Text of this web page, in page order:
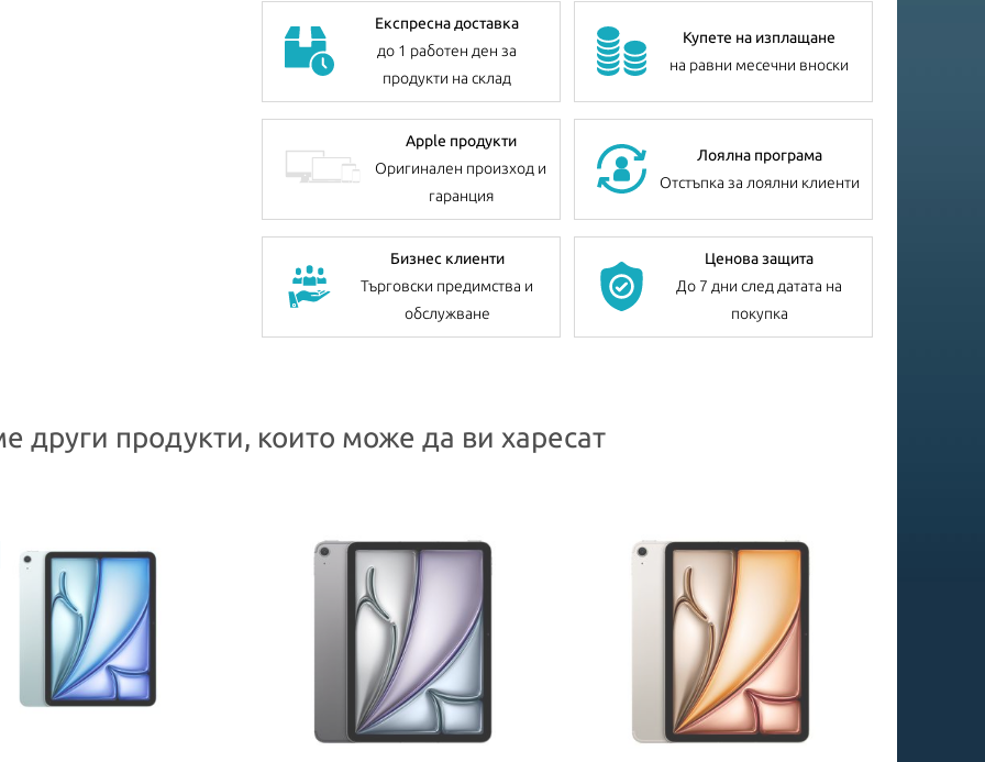
Експресна доставка
до 1 работен ден за
продукти на склад
Купете на изплащане
на равни месечни вноски
Apple продукти
Оригинален произход и
гаранция
Лоялна програма
Отстъпка за лоялни клиенти
Бизнес клиенти
Търговски предимства и
обслужване
Ценова защита
До 7 дни след датата на
покупка
други продукти, които може да ви харесат